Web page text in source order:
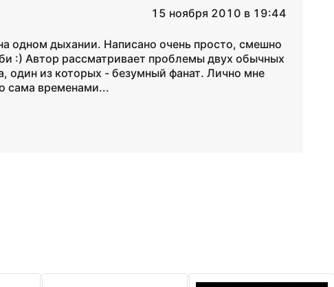
15 ноября 2010 в 19:44
одном дыхании. Написано очень просто, смешно
:) Автор рассматривает проблемы двух обычных
один из которых - безумный фанат. Лично мне
сама временами...